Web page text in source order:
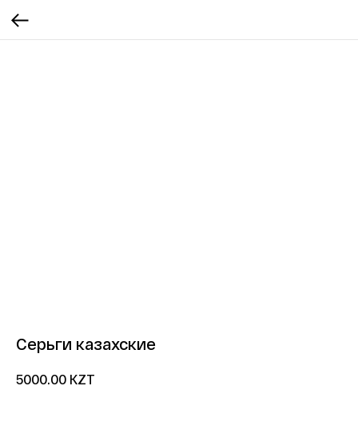
Серьги казахские
5000.00 KZT